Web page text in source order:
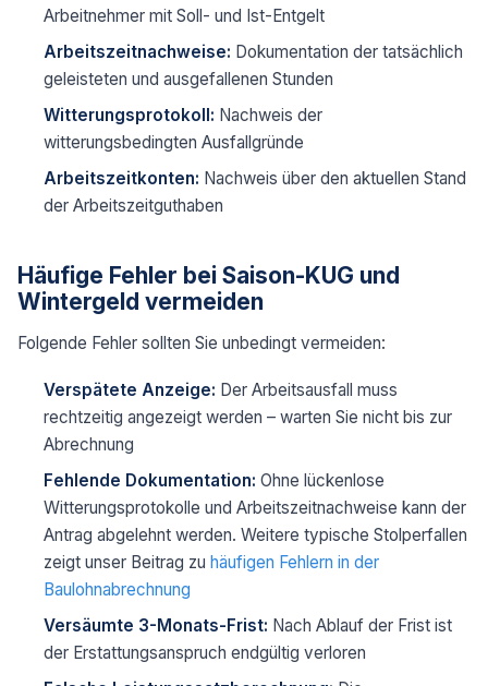
Arbeitnehmer mit Soll- und Ist-Entgelt
Arbeitszeitnachweise: Dokumentation der tatsächlich
geleisteten und ausgefallenen Stunden
Witterungsprotokoll: Nachweis der
witterungsbedingten Ausfallgründe
Arbeitszeitkonten: Nachweis über den aktuellen Stand
der Arbeitszeitguthaben
Häufige Fehler bei Saison-KUG und
Wintergeld vermeiden
Folgende Fehler sollten Sie unbedingt vermeiden:
Verspätete Anzeige: Der Arbeitsausfall muss
rechtzeitig angezeigt werden – warten Sie nicht bis zur
Abrechnung
Fehlende Dokumentation: Ohne lückenlose
Witterungsprotokolle und Arbeitszeitnachweise kann der
Antrag abgelehnt werden. Weitere typische Stolperfallen
zeigt unser Beitrag zu häufigen Fehlern in der
Baulohnabrechnung
Versäumte 3-Monats-Frist: Nach Ablauf der Frist ist
der Erstattungsanspruch endgültig verloren